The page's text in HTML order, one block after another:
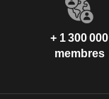
+ 1 300 000
membres